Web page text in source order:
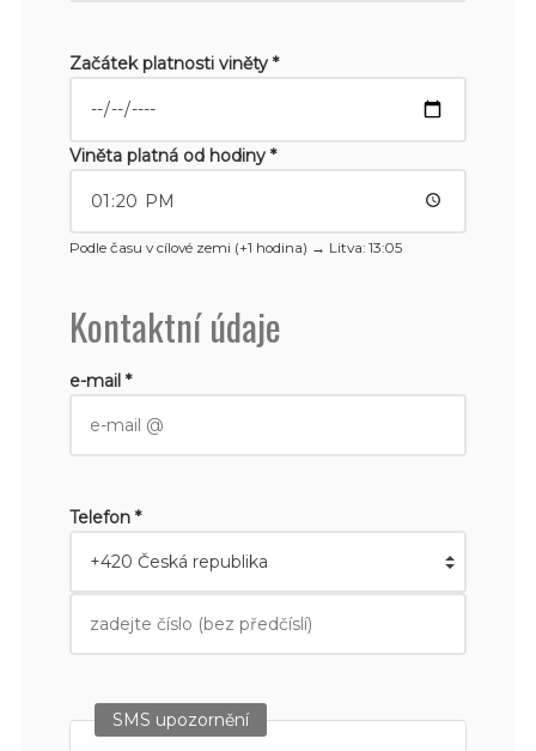
Začátek platnosti viněty *
Viněta platná od hodiny *
Podle času v cílové zemi (+1 hodina) → Litva: 13:05
Kontaktní údaje
e-mail *
Telefon *
SMS upozornění